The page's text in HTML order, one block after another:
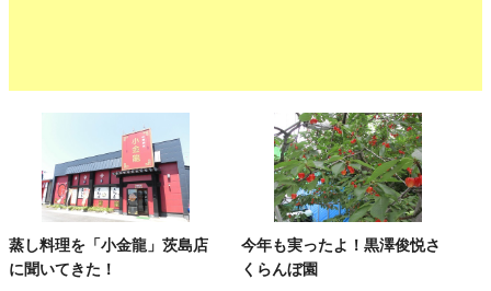
蒸し料理を「小金龍」茨島店
に聞いてきた！
今年も実ったよ！黒澤俊悦さ
くらんぼ園